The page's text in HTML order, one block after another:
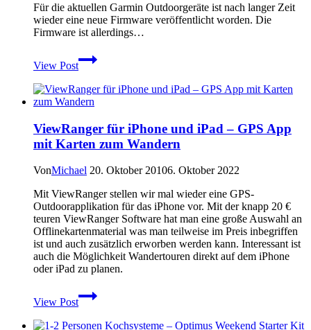
Für die aktuellen Garmin Outdoorgeräte ist nach langer Zeit
wieder eine neue Firmware veröffentlicht worden. Die
Firmware ist allerdings…
View Post
Firmware
Versionen
Garmin
Oregon,Dakota
und
GPSMap
ViewRanger für iPhone und iPad – GPS App
mit Karten zum Wandern
VonMichael 20. Oktober 20106. Oktober 2022
Mit ViewRanger stellen wir mal wieder eine GPS-
Outdoorapplikation für das iPhone vor. Mit der knapp 20 €
teuren ViewRanger Software hat man eine große Auswahl an
Offlinekartenmaterial was man teilweise im Preis inbegriffen
ist und auch zusätzlich erworben werden kann. Interessant ist
auch die Möglichkeit Wandertouren direkt auf dem iPhone
oder iPad zu planen.
View Post
ViewRanger
für